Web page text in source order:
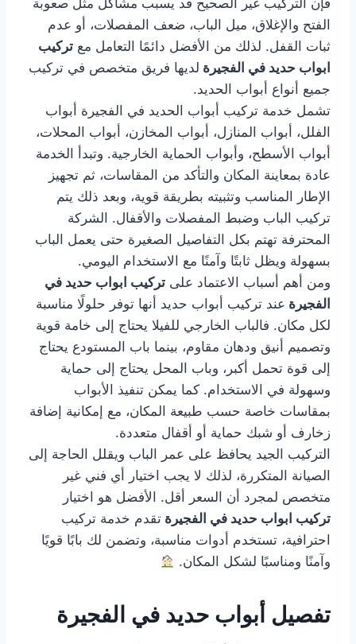
فإن التركيب غير الصحيح قد يسبب مشاكل مثل صعوبة
الفتح والإغلاق، ميل الباب، ضعف المفصلات، أو عدم
ثبات القفل. لذلك من الأفضل دائمًا التعامل مع تركيب
ابواب حديد في الفجيرة لديها فريق متخصص في تركيب
جميع أنواع أبواب الحديد.
تشمل خدمة تركيب أبواب الحديد في الفجيرة أبواب
الفلل، أبواب المنازل، أبواب المخازن، أبواب المحلات،
أبواب الأسطح، وأبواب الحماية الخارجية. وتبدأ الخدمة
عادة بمعاينة المكان والتأكد من المقاسات، ثم تجهيز
الإطار المناسب وتثبيته بطريقة قوية، وبعد ذلك يتم
تركيب الباب وضبط المفصلات والأقفال. الشركة
المحترفة تهتم بكل التفاصيل الصغيرة حتى يعمل الباب
بسهولة ويظل ثابتًا وآمنًا مع الاستخدام اليومي.
ومن أهم أسباب الاعتماد على تركيب ابواب حديد في
الفجيرة عند تركيب أبواب حديد أنها توفر حلولًا مناسبة
لكل مكان. فالباب الخارجي للفيلا يحتاج إلى خامة قوية
وتصميم أنيق ودهان مقاوم، بينما باب المستودع يحتاج
إلى قوة تحمل أكبر، وباب المحل يحتاج إلى حماية
وسهولة في الاستخدام. كما يمكن تنفيذ الأبواب
بمقاسات خاصة حسب طبيعة المكان، مع إمكانية إضافة
زخارف أو شبك حماية أو أقفال متعددة.
التركيب الجيد يحافظ على عمر الباب ويقلل الحاجة إلى
الصيانة المتكررة، لذلك لا يجب اختيار أي فني غير
متخصص لمجرد أن السعر أقل. الأفضل هو اختيار
تركيب ابواب حديد في الفجيرة تقدم خدمة تركيب
احترافية، تستخدم أدوات مناسبة، وتضمن لك بابًا قويًا
وآمنًا ومناسبًا لشكل المكان.
تفصيل أبواب حديد في الفجيرة